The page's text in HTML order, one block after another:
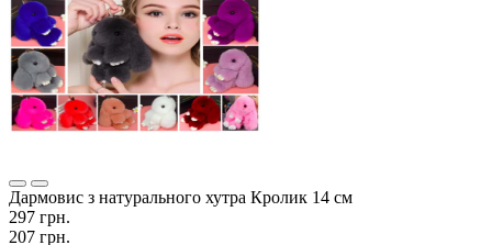
Дармовис з натурального хутра Кролик 14 см
297 грн.
207 грн.